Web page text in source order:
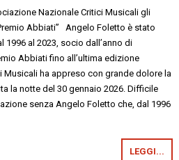
Nazionale Critici Musicali gli
Abbiati” Angelo Foletto è stato
1996 al 2023, socio dall’anno di
Abbiati fino all’ultima edizione
Musicali ha appreso con grande dolore la
la notte del 30 gennaio 2026. Difficile
senza Angelo Foletto che, dal 1996
LEGGI...